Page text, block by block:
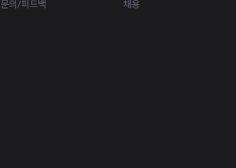
문의/피드백
채용